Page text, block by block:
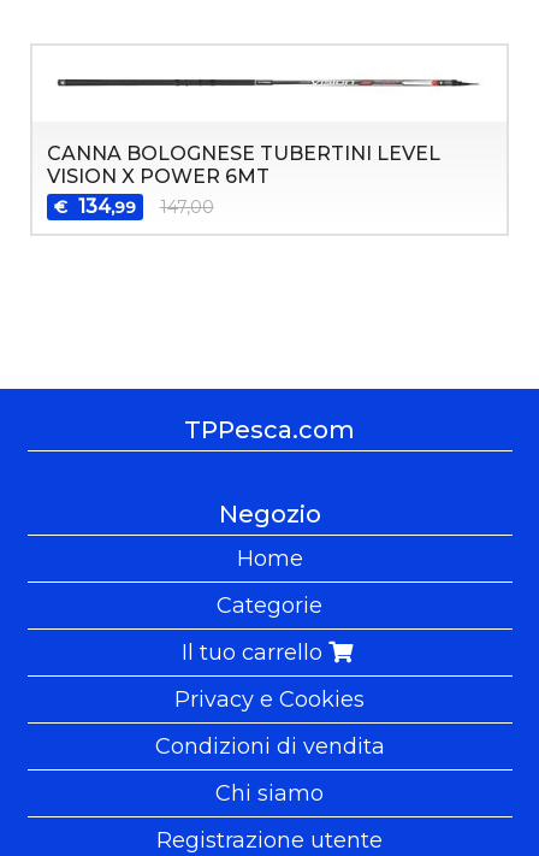
CANNA BOLOGNESE TUBERTINI LEVEL
VISION X POWER 6MT
€ 134,99 147,00
TPPesca.com
Negozio
Home
Categorie
Il tuo carrello
Privacy e Cookies
Condizioni di vendita
Chi siamo
Registrazione utente